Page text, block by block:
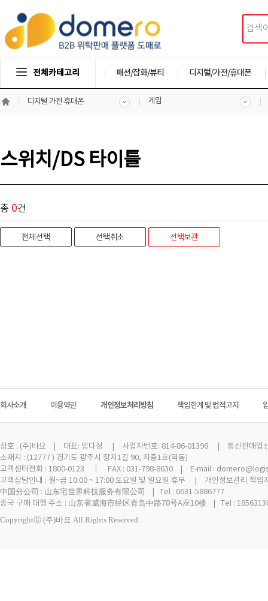
전체카테고리 패션/잡화/뷰티 디지털/가전/휴대폰
디지털·가전·휴대폰 게임
스위치/DS 타이틀
총 0건
회사소개 이용약관 개인정보처리방침 책임한계 및 법적고지
상호 : (주)바요 | 대표: 임다정 | 사업자번호: 814-86-01396 | 통신판매업신
소재지 : (12777 ) 경기도 광주시 장지1길 90, 지층1호(역동)
고객센터전화 : 1800-0123 ㅣ FAX : 031-798-8630 | E-mail :
고객상담안내 : 월~금 10:00 ~ 17:00 토요일 및 일요일 휴무 | 개인정보관리 책임
中国分公司 : 山东宅世界科技服务有限公司 | Tel : 0631-5886777
중국 구매 대행 주소 : 山东省威海市经区青岛中路78号A座10楼 | Tel :
Copyrightⓒ (주)바요 All Rights Reserved.